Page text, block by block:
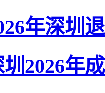
年深圳
圳2026年